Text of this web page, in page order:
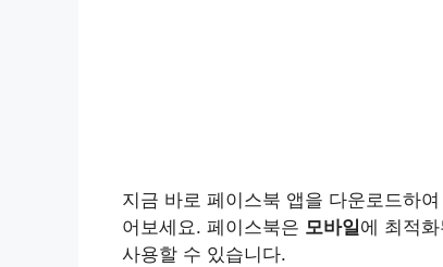
지금 바로 페이스북 앱을 다운로드하
어보세요. 페이스북은 모바일에 최적
사용할 수 있습니다.